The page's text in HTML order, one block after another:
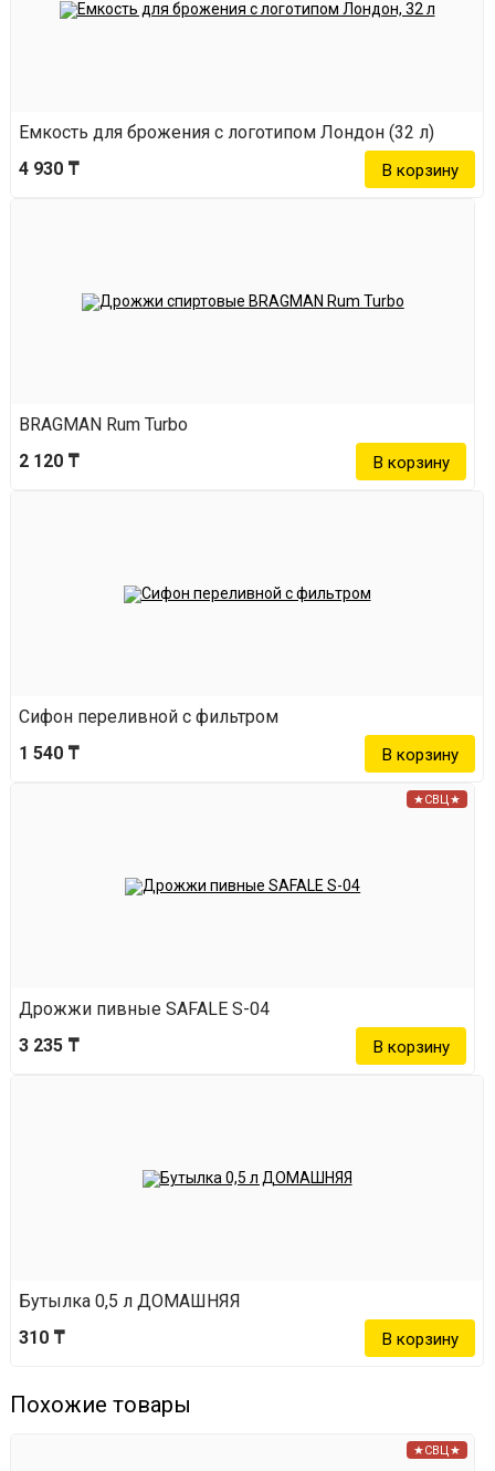
Емкость для брожения с логотипом Лондон (32 л)
4 930 ₸
BRAGMAN Rum Turbo
2 120 ₸
Сифон переливной с фильтром
1 540 ₸
★СВЦ★
Дрожжи пивные SAFALE S-04
3 235 ₸
Бутылка 0,5 л ДОМАШНЯЯ
310 ₸
Похожие товары
★СВЦ★